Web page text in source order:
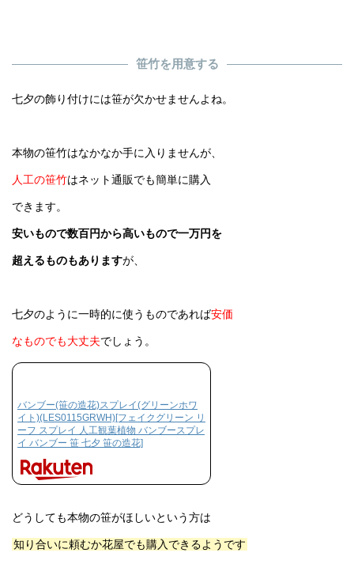
笹竹を用意する
七夕の飾り付けには笹が欠かせませんよね。
本物の笹竹はなかなか手に入りませんが、
人工の笹竹はネット通販でも簡単に購入
できます。
安いもので数百円から高いもので一万円を
超えるものもありますが、
七夕のように一時的に使うものであれば安価
なものでも大丈夫でしょう。
バンブー(笹の造花)スプレイ(グリーンホワ
イト)(LES0115GRWH)[フェイクグリーン リ
ーフ スプレイ 人工観葉植物 バンブースプレ
イ バンブー 笹 七夕 笹の造花]
どうしても本物の笹がほしいという方は
知り合いに頼むか花屋でも購入できるようです